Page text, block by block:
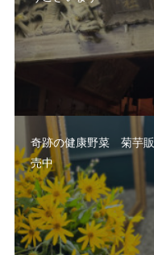
奇跡の健康野菜 菊芋販
売中